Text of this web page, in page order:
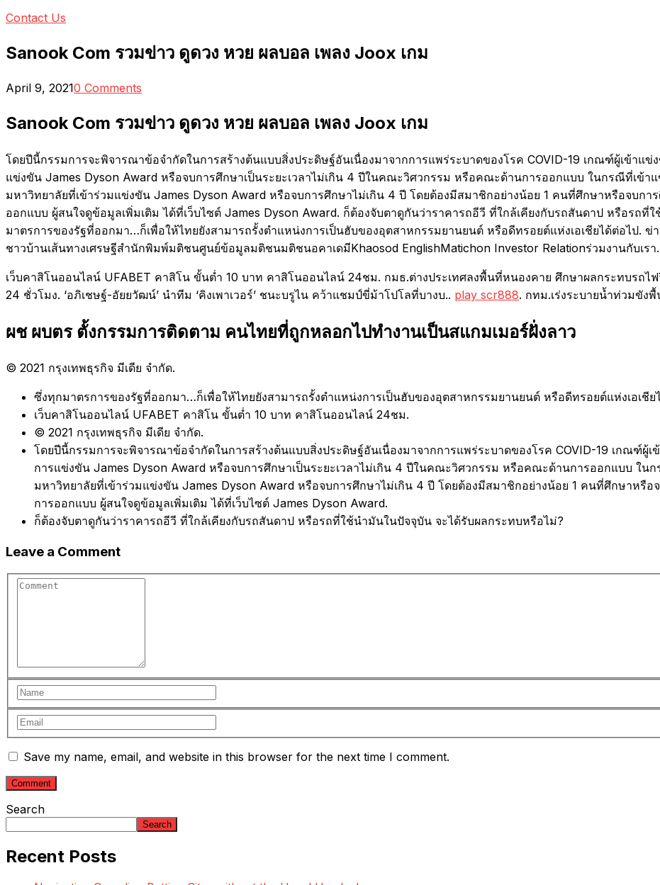
Contact Us
Sanook Com รวมข่าว ดูดวง หวย ผลบอล เพลง Joox เกม
April 9, 20210 Comments
Sanook Com รวมข่าว ดูดวง หวย ผลบอล เพลง Joox เกม
โดยปีนี้กรรมการจะพิจารณาข้อจำกัดในการสร้างต้นแบบสิ่งประดิษฐ์อันเนื่องมาจากการแพร่ระบาดของโรค COVID-19 เกณฑ์ผู้เข้าแ
แข่งขัน James Dyson Award หรือจบการศึกษาเป็นระยะเวลาไม่เกิน 4 ปีในคณะวิศวกรรม หรือคณะด้านการออกแบบ ในกรณีที่เข้
มหาวิทยาลัยที่เข้าร่วมแข่งขัน James Dyson Award หรือจบการศึกษาไม่เกิน 4 ปี โดยต้องมีสมาชิกอย่างน้อย 1 คนที่ศึกษาหรือจบก
ออกแบบ ผู้สนใจดูข้อมูลเพิ่มเติม ได้ที่เว็บไซต์ James Dyson Award. ก็ต้องจับตาดูกันว่าราคารถอีวี ที่ใกล้เคียงกับรถสันดาป หรือรถที่
มาตรการของรัฐที่ออกมา…ก็เพื่อให้ไทยยังสามารถรั้งตำแหน่งการเป็นฮับของอุตสาหกรรมยานยนต์ หรือดีทรอยต์แห่งเอเชียได้ต่อไป.
ชาวบ้านเส้นทางเศรษฐีสำนักพิมพ์มติชนศูนย์ข้อมูลมติชนมติชนอคาเดมีKhaosod EnglishMatichon Investor Relationร่วมงานกับเรา.
เว็บคาสิโนออนไลน์ UFABET คาสิโน ขั้นต่ำ 10 บาท คาสิโนออนไลน์ 24ชม. กมธ.ต่างประเทศลงพื้นที่หนองคาย ศึกษาผลกระทบรถ
24 ชั่วโมง. ‘อภิเชษฐ์-อัยยวัฒน์’ นำทีม ‘คิงเพาเวอร์’ ชนะบรูไน คว้าแชมป์ขี่ม้าโปโลที่บางบ.. play scr888. กทม.เร่งระบายน้ำท่วมขัง
ผช ผบตร ตั้งกรรมการติดตาม คนไทยที่ถูกหลอกไปทำงานเป็นสแกมเมอร์ฝั่งลาว
© 2021 กรุงเทพธุรกิจ มีเดีย จำกัด.
ซึ่งทุกมาตรการของรัฐที่ออกมา…ก็เพื่อให้ไทยยังสามารถรั้งตำแหน่งการเป็นฮับของอุตสาหกรรมยานยนต์ หรือดีทรอยต์แห่งเอเชีย
เว็บคาสิโนออนไลน์ UFABET คาสิโน ขั้นต่ำ 10 บาท คาสิโนออนไลน์ 24ชม.
© 2021 กรุงเทพธุรกิจ มีเดีย จำกัด.
โดยปีนี้กรรมการจะพิจารณาข้อจำกัดในการสร้างต้นแบบสิ่งประดิษฐ์อันเนื่องมาจากการแพร่ระบาดของโรค COVID-19 เกณฑ์ผู้
การแข่งขัน James Dyson Award หรือจบการศึกษาเป็นระยะเวลาไม่เกิน 4 ปีในคณะวิศวกรรม หรือคณะด้านการออกแบบ ใ
มหาวิทยาลัยที่เข้าร่วมแข่งขัน James Dyson Award หรือจบการศึกษาไม่เกิน 4 ปี โดยต้องมีสมาชิกอย่างน้อย 1 คนที่ศึกษาห
การออกแบบ ผู้สนใจดูข้อมูลเพิ่มเติม ได้ที่เว็บไซต์ James Dyson Award.
ก็ต้องจับตาดูกันว่าราคารถอีวี ที่ใกล้เคียงกับรถสันดาป หรือรถที่ใช้นำมันในปัจจุบัน จะได้รับผลกระทบหรือไม่?
Leave a Comment
Save my name, email, and website in this browser for the next time I comment.
Search
Search
Recent Posts